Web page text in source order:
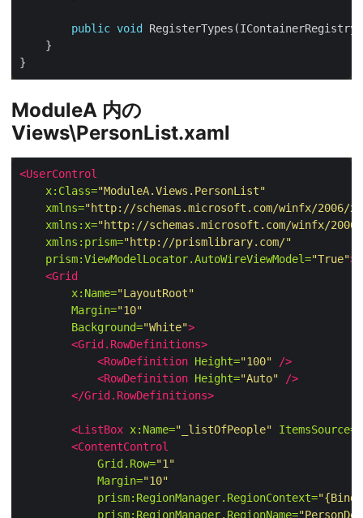
public void
ModuleA 内の
Views\PersonList.xaml
<UserControl
x:Class="ModuleA.Views.PersonList"
xmlns="http://schemas.microsoft.com/winfx/2006/
xmlns:x="http://schemas.microsoft.com/winfx/
xmlns:prism="http://prismlibrary.com/"
prism:ViewModelLocator.AutoWireViewModel="True">
<Grid
x:Name="LayoutRoot"
Margin="10"
Background="White">
<Grid.RowDefinitions>
<RowDefinition Height="100"
/>
<RowDefinition Height="Auto"
/>
</Grid.RowDefinitions>
<ListBox x:Name="_listOfPeople" ItemsSource=
<ContentControl
Grid.Row="1"
Margin="10"
prism:RegionManager.RegionContext=
prism:RegionManager.RegionName=